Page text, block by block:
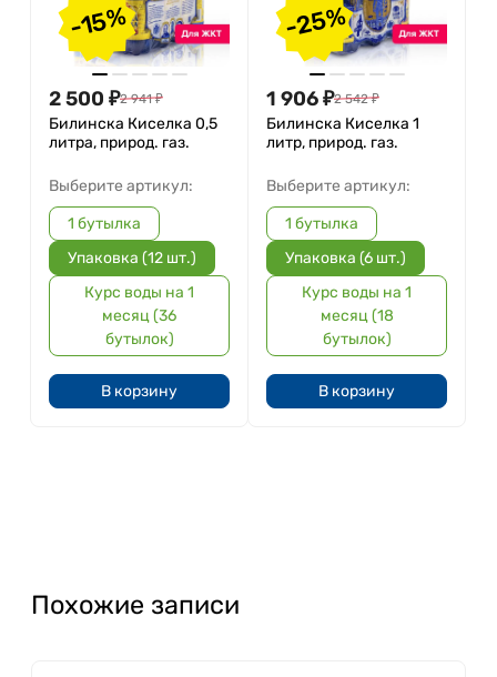
-15%
2 500 ₽2 941 ₽
Билинска Киселка 0,5
литра, природ. газ.
Выберите артикул:
1 бутылка
Упаковка (12 шт.)
Курс воды на 1
месяц (36
бутылок)
В корзину
-25%
1 906₽2 542 ₽
Билинска Киселка 1
литр, природ. газ.
Выберите артикул:
1 бутылка
Упаковка (6 шт.)
Курс воды на 1
месяц (18
бутылок)
В корзину
Похожие записи